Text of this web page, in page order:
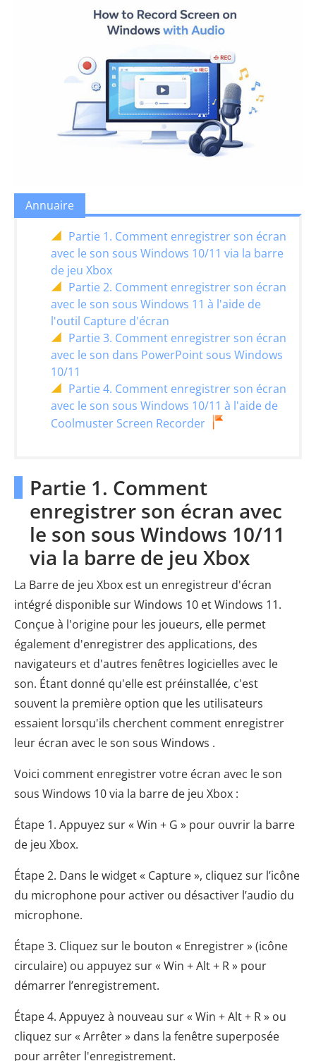
Annuaire
Partie 1. Comment enregistrer son écran
avec le son sous Windows 10/11 via la barre
de jeu Xbox
Partie 2. Comment enregistrer son écran
avec le son sous Windows 11 à l'aide de
l'outil Capture d'écran
Partie 3. Comment enregistrer son écran
avec le son dans PowerPoint sous Windows
10/11
Partie 4. Comment enregistrer son écran
avec le son sous Windows 10/11 à l'aide de
Coolmuster Screen Recorder
Partie 1. Comment
enregistrer son écran avec
le son sous Windows 10/11
via la barre de jeu Xbox
La Barre de jeu Xbox est un enregistreur d'écran
intégré disponible sur Windows 10 et Windows 11.
Conçue à l'origine pour les joueurs, elle permet
également d'enregistrer des applications, des
navigateurs et d'autres fenêtres logicielles avec le
son. Étant donné qu'elle est préinstallée, c'est
souvent la première option que les utilisateurs
essaient lorsqu'ils cherchent comment enregistrer
leur écran avec le son sous Windows .
Voici comment enregistrer votre écran avec le son
sous Windows 10 via la barre de jeu Xbox :
Étape 1. Appuyez sur « Win + G » pour ouvrir la barre
de jeu Xbox.
Étape 2. Dans le widget « Capture », cliquez sur l’icône
du microphone pour activer ou désactiver l’audio du
microphone.
Étape 3. Cliquez sur le bouton « Enregistrer » (icône
circulaire) ou appuyez sur « Win + Alt + R » pour
démarrer l’enregistrement.
Étape 4. Appuyez à nouveau sur « Win + Alt + R » ou
cliquez sur « Arrêter » dans la fenêtre superposée
pour arrêter l'enregistrement.